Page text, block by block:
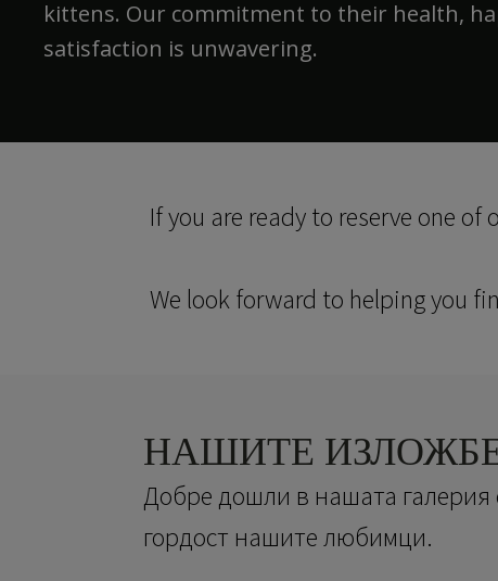
kittens. Our commitment to their health,
satisfaction is unwavering.
If you are ready to reserve one
We look forward to helping you
НАШИТЕ
Добре дошли в нашата галерия
гордост нашите любимци.